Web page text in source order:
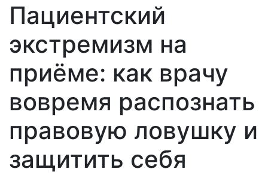
Пациентский
экстремизм на
приёме: как врачу
вовремя распознать
правовую ловушку и
защитить себя